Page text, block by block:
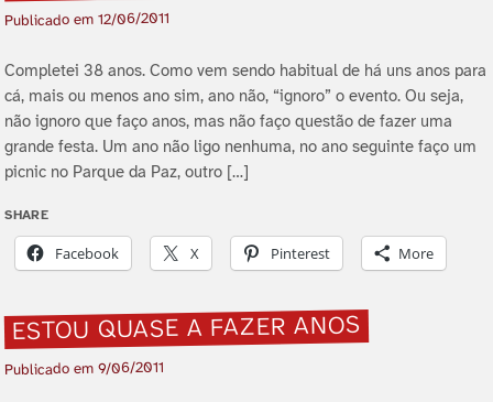
Publicado em12/06/2011
Completei 38 anos. Como vem sendo habitual de há uns anos para
cá, mais ou menos ano sim, ano não, “ignoro” o evento. Ou seja,
não ignoro que faço anos, mas não faço questão de fazer uma
grande festa. Um ano não ligo nenhuma, no ano seguinte faço um
picnic no Parque da Paz, outro […]
SHARE
Facebook X Pinterest More
ESTOU QUASE A FAZER ANOS
Publicado em9/06/2011